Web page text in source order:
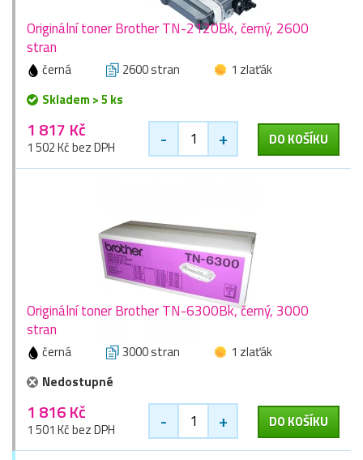
Originální toner Brother TN-2120Bk, černý, 2600
stran
černá 2600 stran
1 zlaťák
Skladem > 5 ks
1 817 Kč
1 502 Kč bez DPH - + DO KOŠÍKU
Originální toner Brother TN-6300Bk, černý, 3000
stran
černá 3000 stran
1 zlaťák
Nedostupné
1 816 Kč
1 501 Kč bez DPH - + DO KOŠÍKU